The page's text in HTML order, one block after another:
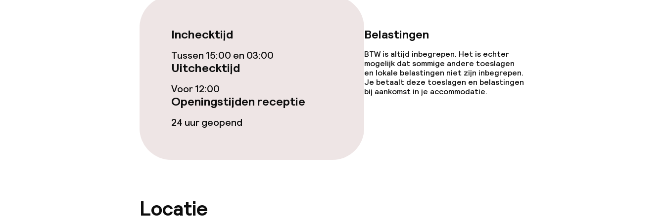
Lunch à la carte
Roomservice
Vegetarische opties
Schoonmaakvoorzieningen
Beleid
Inchecktijd
Tussen 15:00 en 03:00
Uitchecktijd
Voor 12:00
Openingstijden receptie
24 uur geopend
Belastingen
BTW is altijd inbegrepen. Het is echter
mogelijk dat sommige andere toeslagen
en lokale belastingen niet zijn inbegrepen.
Je betaalt deze toeslagen en belastingen
bij aankomst in je accommodatie.
Locatie